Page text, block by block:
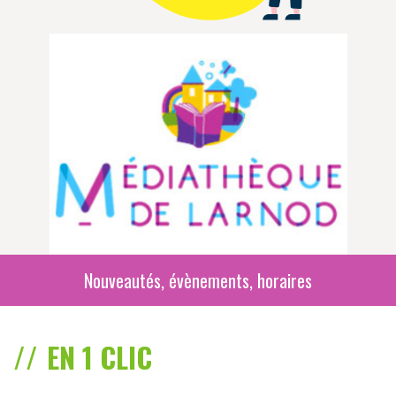
Nouveautés, évènements, horaires
EN 1 CLIC